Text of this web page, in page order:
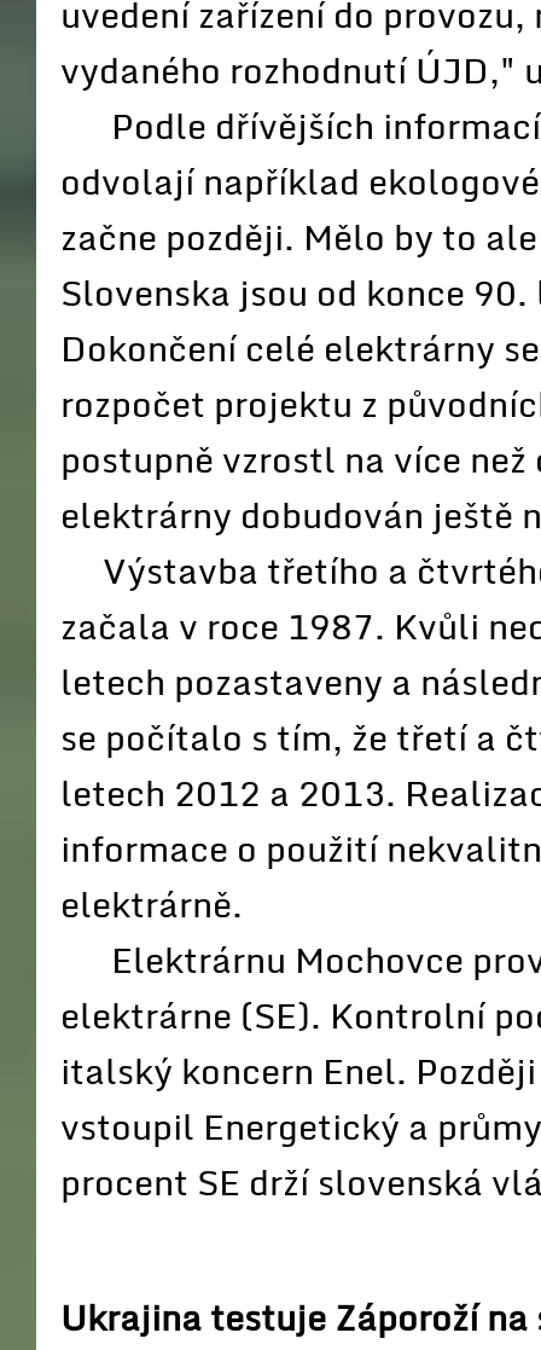
uvedení zařízení do
vydaného rozhodnutí ÚJD,"
Podle dřívějších informací
odvolají například
začne později. Mělo by to
Slovenska jsou od konce
Dokončení celé elektrárny
rozpočet projektu z
postupně vzrostl na více
elektrárny dobudován ještě
Výstavba třetího a
začala v roce 1987. Kvůli
letech pozastaveny a
se počítalo s tím, že třetí a
letech 2012 a 2013.
informace o použití
elektrárně.
Elektrárnu Mochovce
elektrárne (SE). Kontrolní
italský koncern Enel.
vstoupil Energetický a
procent SE drží slovenská
Ukrajina testuje Záporoží